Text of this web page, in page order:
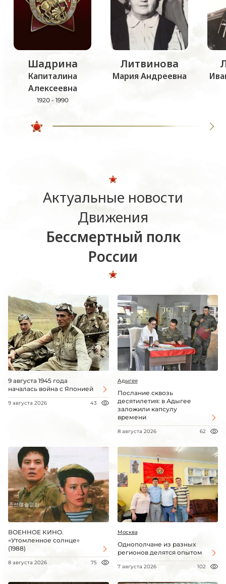
Шадрина
Капиталина
Алексеевна
1920 - 1990
Литвинова
Мария Андреевна
Актуальные новости
Движения
Бессмертный полк
России
9 августа 1945 года
началась война с Японией
9 августа 2026 43
Адыгея
Послание сквозь
десятилетия: в Адыгее
заложили капсулу
времени
8 августа 2026 62
ВОЕННОЕ КИНО.
«Утомленное солнце»
(1988)
8 августа 2026 75
Москва
Однополчане из разных
регионов делятся опытом
7 августа 2026 102